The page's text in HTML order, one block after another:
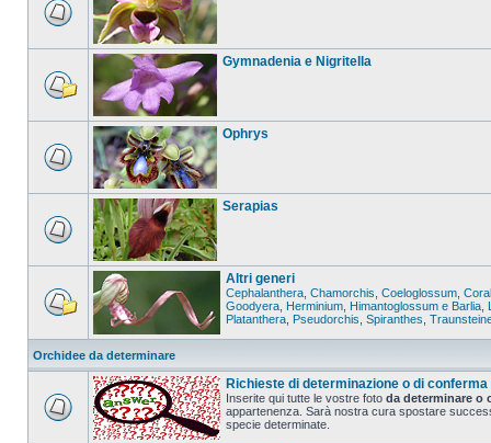
Gymnadenia e Nigritella
Ophrys
Serapias
Altri generi
Cephalanthera Chamorchis Coeloglossum
Goodyera Herminium Himantoglossum e Barlia
Platanthera Pseudorchis Spiranthes
Orchidee da determinare
Richieste di determinazione o di conferma
Inserite qui tutte le vostre foto da determinare o
appartenenza. Sarà nostra cura spostare
specie determinate.